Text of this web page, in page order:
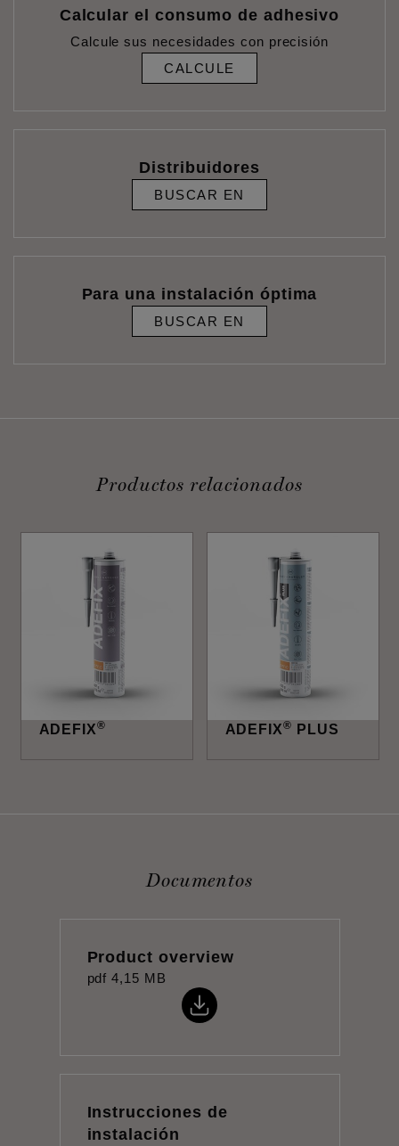
Calcular el consumo de adhesivo
Calcule sus necesidades con precisión
CALCULE
Distribuidores
BUSCAR EN
Para una instalación óptima
BUSCAR EN
Productos relacionados
ADEFIX® ADEFIX® PLUS
Documentos
Product overview
pdf 4,15 MB
Instrucciones de
instalación